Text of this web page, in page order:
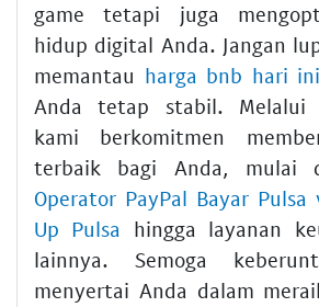
game tetapi juga
hidup digital Anda. Jangan
memantau harga bnb hari ini
Anda tetap stabil. Melalui
kami berkomitmen
terbaik bagi Anda, mulai
Operator PayPal Bayar Pulsa
Up Pulsa
hingga layanan
lainnya. Semoga
menyertai Anda dalam